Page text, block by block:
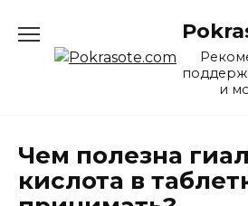
содержанию
и
Чем полезна
кислота в